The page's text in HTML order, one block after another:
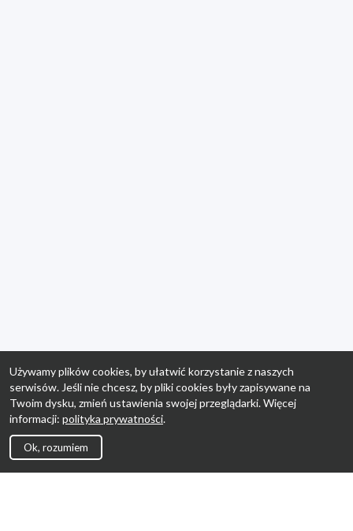
Używamy plików cookies, by ułatwić korzystanie z naszych
serwisów. Jeśli nie chcesz, by pliki cookies były zapisywane na
Twoim dysku, zmień ustawienia swojej przeglądarki. Więcej
informacji: polityka prywatności.
Ok, rozumiem